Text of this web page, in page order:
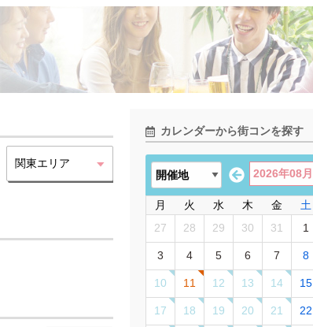
カレンダーから街コンを探す
2026年08月
月 火 水 木 金 土
27
28 29 30 31 1
3 4 5 6 7 8
10 11 12 13 14 15
17 18 19 20 21 22